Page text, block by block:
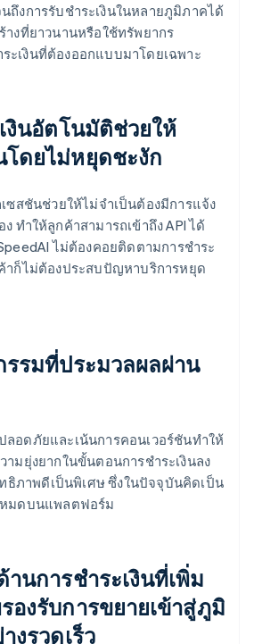
ถึงการรับชำระเงินในหลายภูมิภาคได้
างที่ยาวนานหรือใช้ทรัพยากร
ะเงินที่ต้องออกแบบมาโดยเฉพาะ
งินอัตโนมัติช่วยให้
โดยไม่หยุดชะงัก
เซสชันช่วยให้ไม่จำเป็นต้องมีการแจ้ง
ทำให้ลูกค้าสามารถเข้าถึง API ได้
ไม่ต้องคอยติดตามการชำระ
าก็ไม่ต้องประสบปัญหาบริการหยุด
รรมที่ประมวลผลผ่าน
ลอดภัยและเน้นการคอนเวอร์ชันทำให้
ามยุ่งยากในขั้นตอนการชำระเงินลง
ธิภาพดีเป็นพิเศษ ซึ่งในปัจจุบันคิดเป็น
หมดบนแพลตฟอร์ม
นการชำระเงินที่เพิ่ม
องรับการขยายเข้าสู่ภูมิ
งรวดเร็ว